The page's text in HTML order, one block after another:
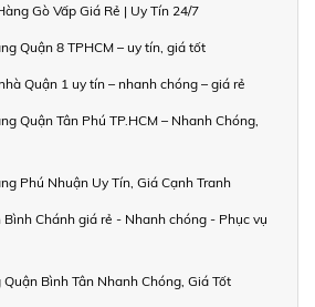
Gò Vấp Giá Rẻ | Uy Tín 24/7
Quận 8 TPHCM – uy tín, giá tốt
Quận 1 uy tín – nhanh chóng – giá rẻ
Quận Tân Phú TP.HCM – Nhanh Chóng,
Phú Nhuận Uy Tín, Giá Cạnh Tranh
Chánh giá rẻ - Nhanh chóng - Phục vụ
Bình Tân Nhanh Chóng, Giá Tốt